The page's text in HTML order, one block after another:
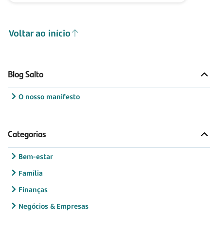
Voltar ao início
Blog Salto
O nosso manifesto
Categorias
Bem-estar
Família
Finanças
Negócios & Empresas